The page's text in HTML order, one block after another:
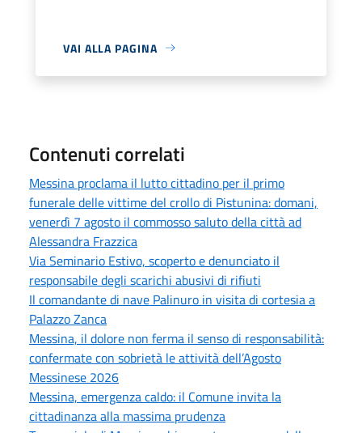
VAI ALLA PAGINA
Contenuti correlati
Messina proclama il lutto cittadino per il primo
funerale delle vittime del crollo di Pistunina: domani,
venerdì 7 agosto il commosso saluto della città ad
Alessandra Frazzica
Via Seminario Estivo, scoperto e denunciato il
responsabile degli scarichi abusivi di rifiuti
Il comandante di nave Palinuro in visita di cortesia a
Palazzo Zanca
Messina, il dolore non ferma il senso di responsabilità:
confermate con sobrietà le attività dell’Agosto
Messinese 2026
Messina, emergenza caldo: il Comune invita la
cittadinanza alla massima prudenza